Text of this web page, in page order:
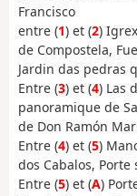
Francisco
entre (1) et (2)
de Compostela,
Jardin das pedras
Entre (3) et (4) Las
panoramique de
de Don Ramón
Entre (4) et (5)
dos Cabalos,
Entre (5) et (A)